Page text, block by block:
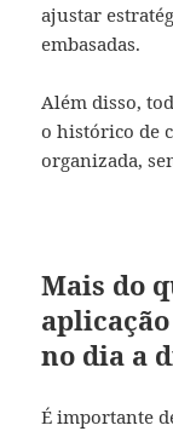
ajustar
embasadas.
Além disso,
o histórico de
organizada,
Mais do
no dia a
É importante